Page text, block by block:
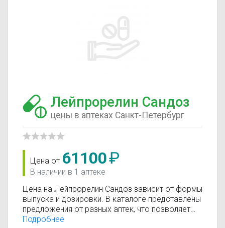
Лейпрорелин Сандоз
цены в аптеках Санкт-Петербург
Цена от 61100₽
В наличии в 1 аптеке
Цена на Лейпрорелин Сандоз зависит от формы
выпуска и дозировки. В каталоге представлены
предложения от разных аптек, что позволяет
быстро найти, где купить Лейпрорелин Сандоз
Подробнее